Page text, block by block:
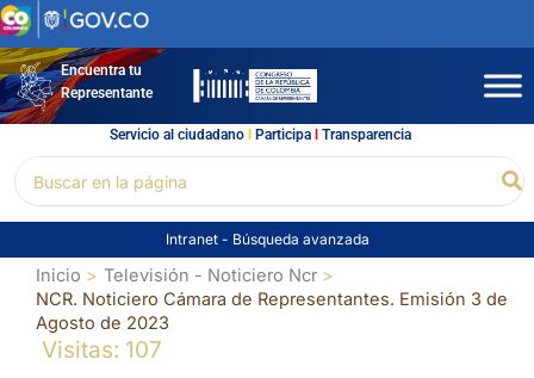
Ir
al
contenidoEncuentra tu
Representante
Servicio al ciudadano l Participal Transparencia
por:
Intranet - Búsqueda avanzada
Inicio
Televisión - Noticiero Ncr
NCR. Noticiero Cámara de Representantes. Emisión 3 de
Agosto de 2023
Visitas: 107